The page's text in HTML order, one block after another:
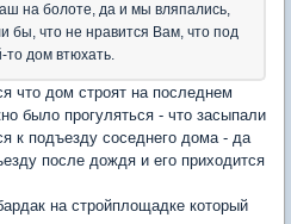
на болоте, да и мы вляпались,
бы, что не нравится Вам, что под
дом втюхать.
что дом строят на последнем
было прогуляться - что засыпали
к подъезду соседнего дома - да
после дождя и его приходится
на стройплощадке который